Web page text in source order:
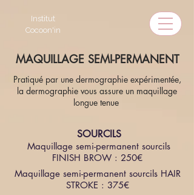
Institut
Cocoon'in
MAQUILLAGE SEMI-PERMANENT
Pratiqué par une dermographie expérimentée,
la dermographie vous assure un maquillage
longue tenue
SOURCILS
Maquillage semi-permanent sourcils
FINISH BROW : 250€
Maquillage semi-permanent sourcils HAIR
STROKE : 375€